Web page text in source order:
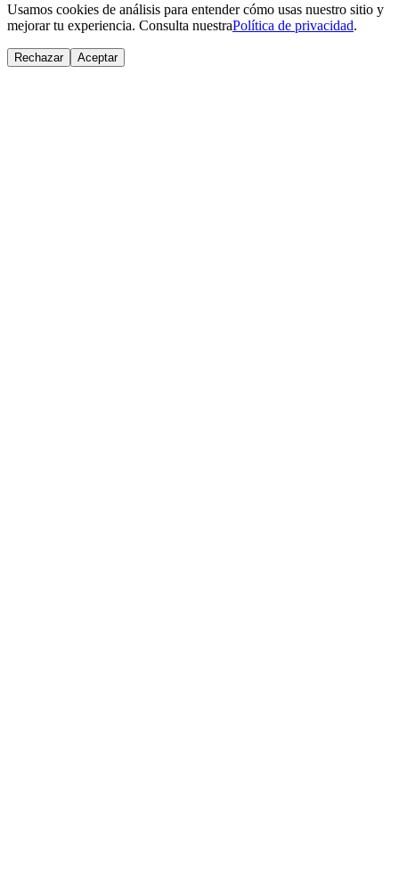
Usamos cookies de análisis para entender cómo usas nuestro sitio y
mejorar tu experiencia. Consulta nuestraPolítica de privacidad.
Rechazar Aceptar